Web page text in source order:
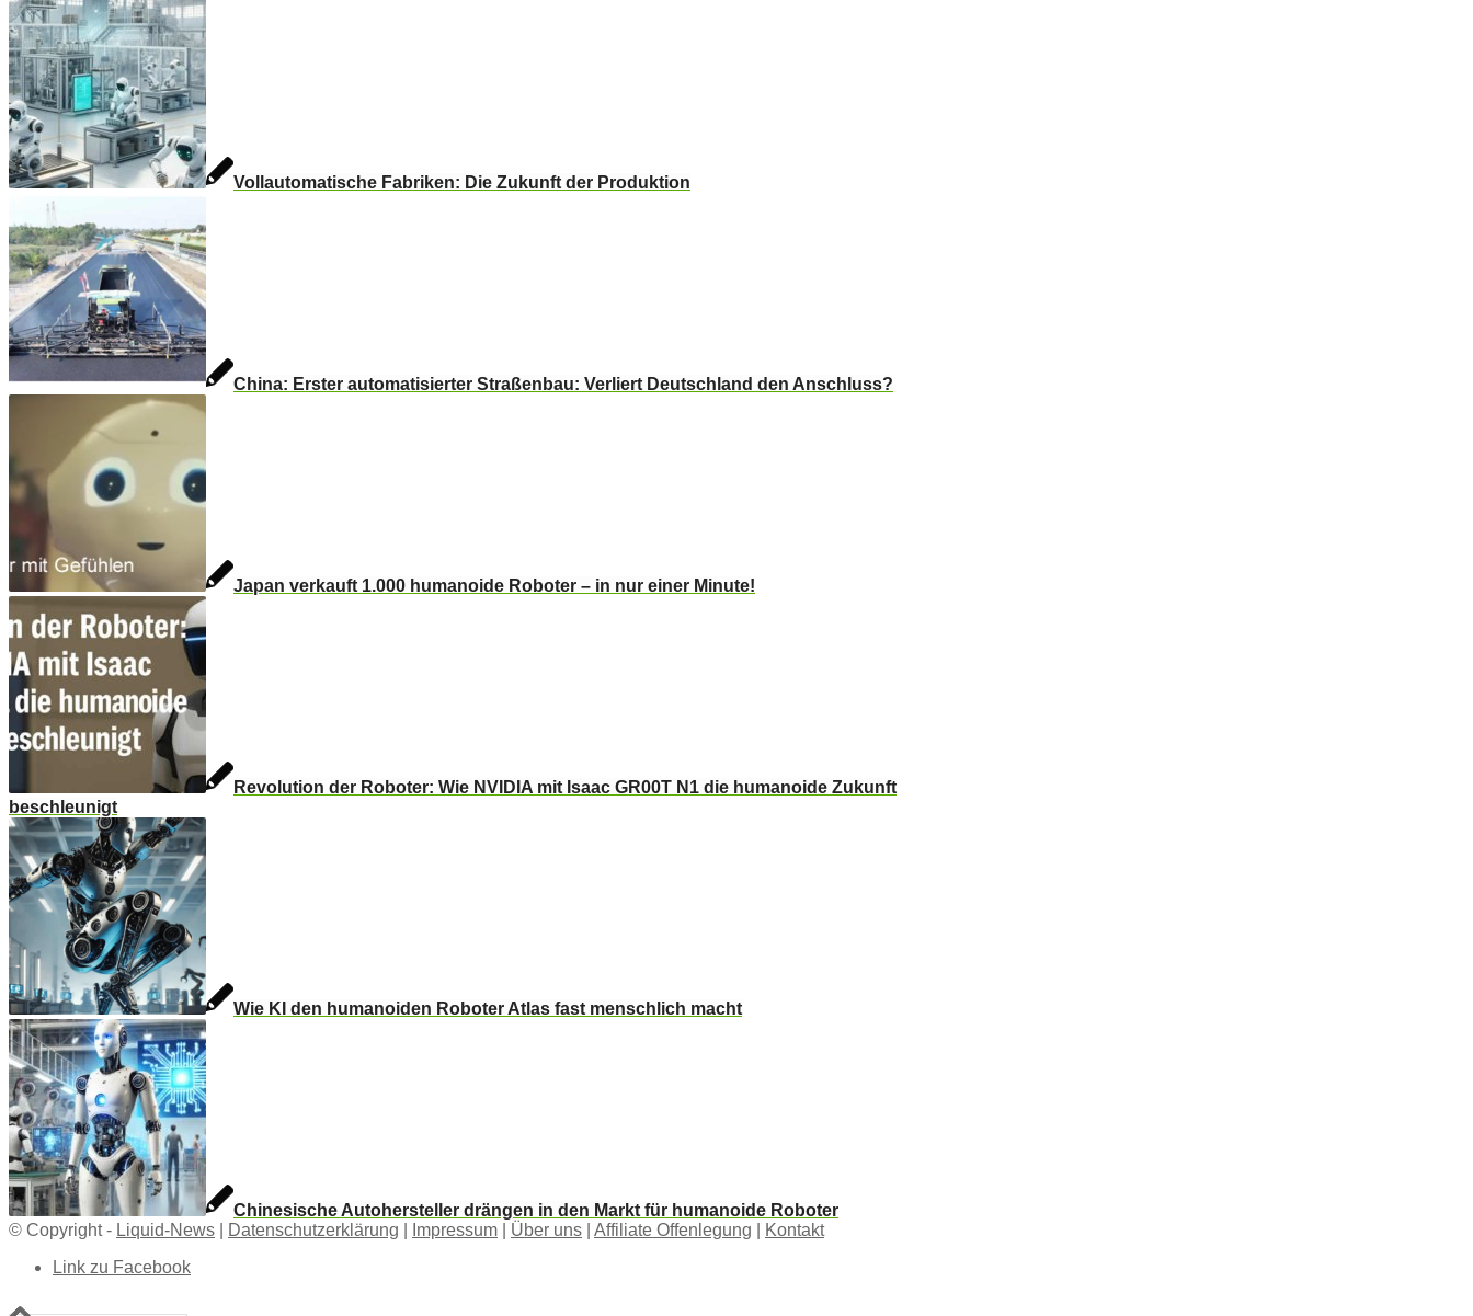
Vollautomatische Fabriken: Die Zukunft der Produktion
China: Erster automatisierter Straßenbau: Verliert Deutschland den Anschluss?
Japan verkauft 1.000 humanoide Roboter – in nur einer Minute!
Revolution der Roboter: Wie NVIDIA mit Isaac GR00T N1 die humanoide Zukunft
beschleunigt
Wie KI den humanoiden Roboter Atlas fast menschlich macht
Chinesische Autohersteller drängen in den Markt für humanoide Roboter
© Copyright - Liquid-News Datenschutzerklärung Impressum Über uns Affiliate Offenlegung
Kontakt
Link zu Facebook